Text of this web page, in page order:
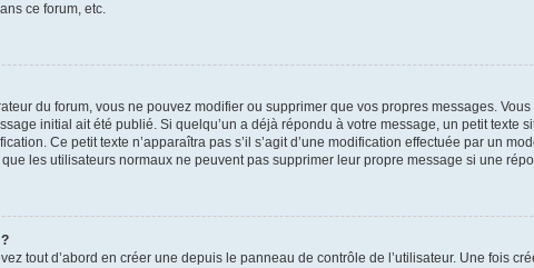
ce forum, etc.
du forum, vous ne pouvez modifier ou supprimer que vos propres messages.
initial ait été publié. Si quelqu’un a déjà répondu à votre message, un petit texte
Ce petit texte n’apparaîtra pas s’il s’agit d’une modification effectuée par un
les utilisateurs normaux ne peuvent pas supprimer leur propre message si une
tout d’abord en créer une depuis le panneau de contrôle de l’utilisateur. Une fois